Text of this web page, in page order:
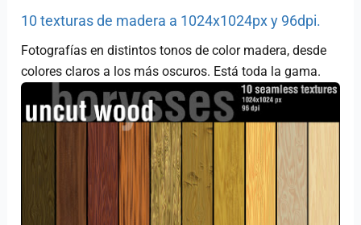
10 texturas de madera a 1024x1024px y 96dpi.
Fotografías en distintos tonos de color madera, desde
colores claros a los más oscuros. Está toda la gama.